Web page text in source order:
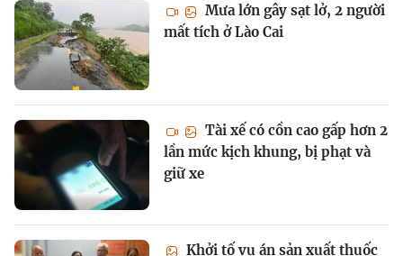
Mưa lớn gây sạt lở, 2 người
mất tích ở Lào Cai
Tài xế có cồn cao gấp hơn 2
lần mức kịch khung, bị phạt và
giữ xe
Khởi tố vụ án sản xuất thuốc